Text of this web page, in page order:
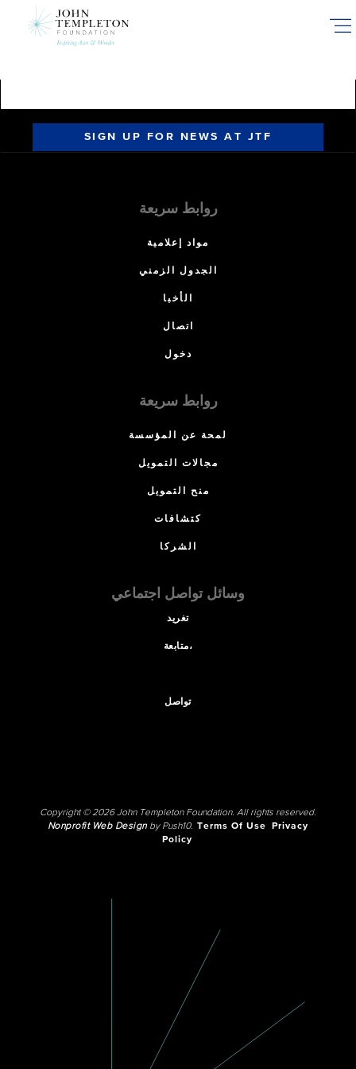
SIGN UP FOR NEWS AT JTF
روابط سريعة
مواد إعلامية
الجدول الزمني
الأخبا
اتصال
دخول
روابط سريعة
لمحة عن المؤسسة
مجالات التمويل
منح التمويل
كتشافات
الشركا
وسائل تواصل اجتماعي
تغريد
متابعة،
تواصل
Copyright © 2026 John Templeton Foundation. All rights reserved.
Nonprofit Web Designby Push10. Terms Of Use
Privacy
Policy